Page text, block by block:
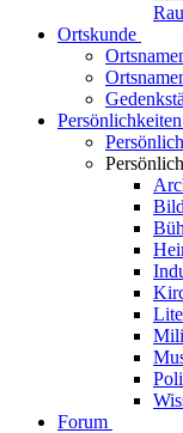
Ortskunde
Persönlichkeiten
Forum